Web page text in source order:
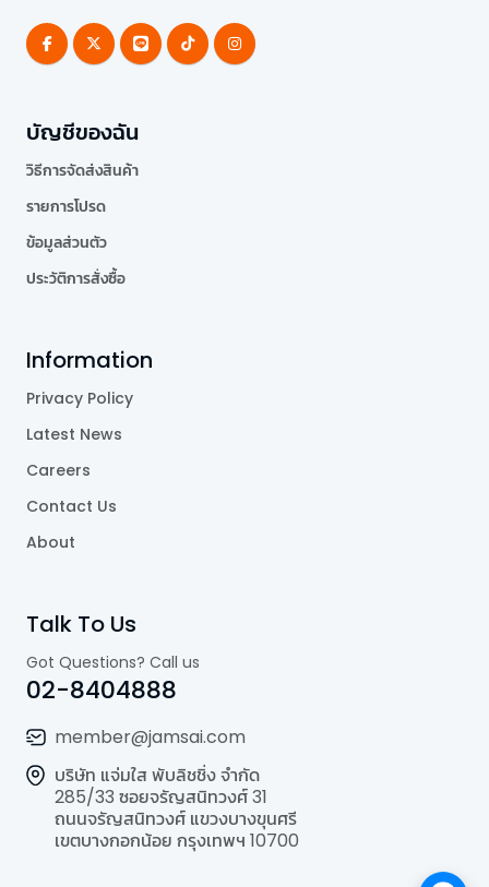
บัญชีของฉัน
วิธีการจัดส่งสินค้า
รายการโปรด
ข้อมูลส่วนตัว
ประวัติการสั่งซื้อ
Information
Privacy Policy
Latest News
Careers
Contact Us
About
Talk To Us
Got Questions? Call us
02-8404888
member@jamsai.com
บริษัท แจ่มใส พับลิชชิ่ง จำกัด
285/33 ซอยจรัญสนิทวงศ์ 31
ถนนจรัญสนิทวงศ์ แขวงบางขุนศรี
เขตบางกอกน้อย กรุงเทพฯ 10700